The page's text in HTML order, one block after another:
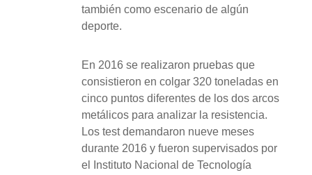
también como escenario de algún
deporte.
En 2016 se realizaron pruebas que
consistieron en colgar 320 toneladas en
cinco puntos diferentes de los dos arcos
metálicos para analizar la resistencia.
Los test demandaron nueve meses
durante 2016 y fueron supervisados por
el Instituto Nacional de Tecnología